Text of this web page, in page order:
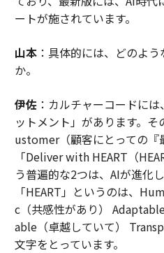
ートが施されています。
山本：具体的には、どのよ
か。
伊佐：カルチャーコードに
ットメント」があります。
ustomer（顧客にとっての『
「Deliver with HEART（
う普遍的な2つは、AIが進化
「HEART」というのは、
c（共感性があり）
able（卓越していて）
文字をとっています。